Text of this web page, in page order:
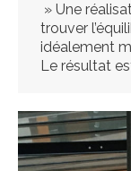
» Une
trouver
idéalement
Le résultat